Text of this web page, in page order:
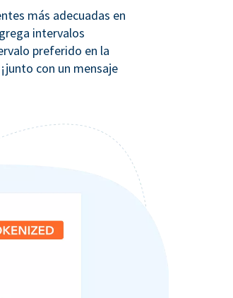
más adecuadas en
intervalos
preferido en la
con un mensaje